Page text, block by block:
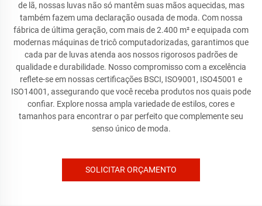
de lã, nossas luvas não só mantêm suas mãos aquecidas, mas
também fazem uma declaração ousada de moda. Com nossa
fábrica de última geração, com mais de 2.400 m² e equipada com
modernas máquinas de tricô computadorizadas, garantimos que
cada par de luvas atenda aos nossos rigorosos padrões de
qualidade e durabilidade. Nosso compromisso com a excelência
reflete-se em nossas certificações BSCI, ISO9001, ISO45001 e
ISO14001, assegurando que você receba produtos nos quais pode
confiar. Explore nossa ampla variedade de estilos, cores e
tamanhos para encontrar o par perfeito que complemente seu
senso único de moda.
SOLICITAR ORÇAMENTO